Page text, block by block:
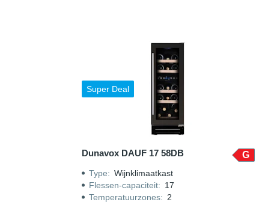
Super Deal
Dunavox DAUF 17 58DB G
Type: Wijnklimaatkast
Flessen-capaciteit: 17
Temperatuurzones: 2